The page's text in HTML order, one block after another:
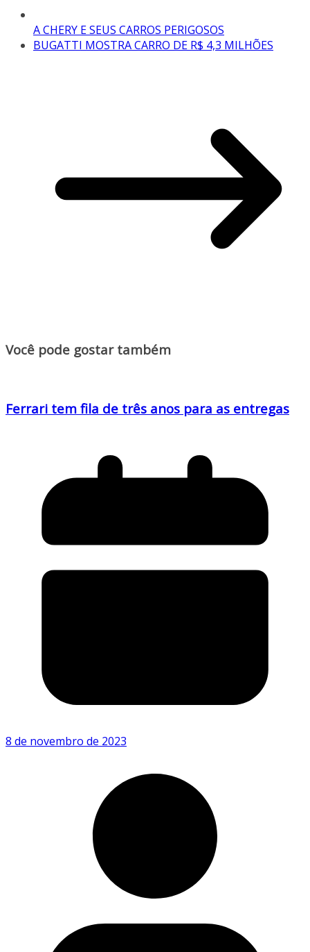
A CHERY E SEUS CARROS PERIGOSOS
BUGATTI MOSTRA CARRO DE R$ 4,3 MILHÕES
Você pode gostar também
Ferrari tem fila de três anos para as entregas
8 de novembro de 2023